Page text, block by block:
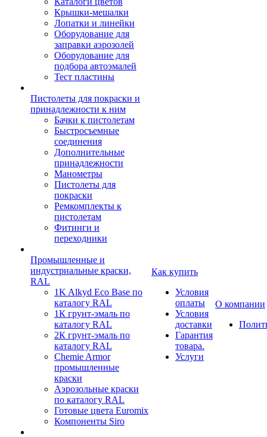
Крышки-мешалки
Лопатки и линейки
Оборудование для
заправки аэрозолей
Оборудование для
подбора автоэмалей
Тест пластины
Пистолеты для покраски и
принадлежности к ним
Бачки к пистолетам
Быстросъемные
соединения
Дополнительные
принадлежности
Манометры
Пистолеты для
покраски
Ремкомплекты к
пистолетам
Фитинги и
переходники
Промышленные и
индустриальные краски,
RAL
1K Alkyd Eco Base по
каталогу RAL
1К грунт-эмаль по
каталогу RAL
2К грунт-эмаль по
каталогу RAL
Chemie Armor
промышленные
краски
Аэрозольные краски
по каталогу RAL
Готовые цвета Euromix
Компоненты Siro
Как купить
Условия
оплаты
Условия
доставки
Гарантия
товара.
Услуги
О компании